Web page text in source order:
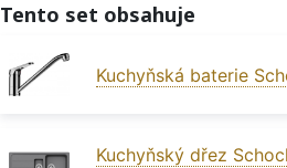
Tento set obsahuje
Kuchyňská baterie
Kuchyňský dřez